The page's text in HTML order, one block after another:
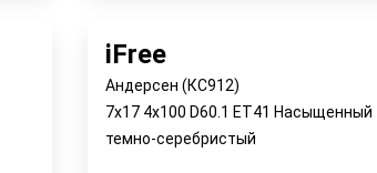
iFree
Андерсен (КС912)
7x17 4x100 D60.1 ET41 Насыщенный
темно-серебристый